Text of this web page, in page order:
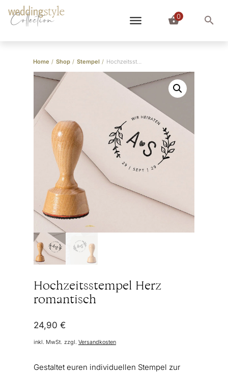
Collection 0
Home / Shop / Stempel / Hochzeitsstempel Herz romantisch
Hochzeitsstempel Herz
romantisch
24,90 €
inkl. MwSt. zzgl. Versandkosten
Gestaltet euren individuellen Stempel zur